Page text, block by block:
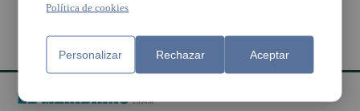
Política de cookies
Personalizar Rechazar Aceptar